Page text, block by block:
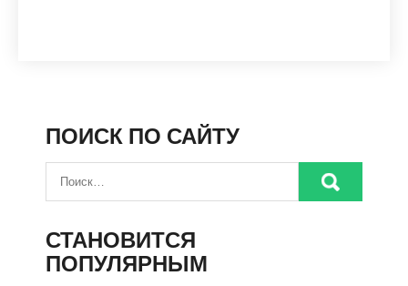
ПОИСК ПО САЙТУ
СТАНОВИТСЯ
ПОПУЛЯРНЫМ